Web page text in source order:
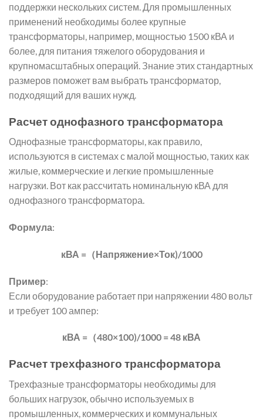
поддержки нескольких систем. Для промышленных
применений необходимы более крупные
трансформаторы, например, мощностью 1500 кВА и
более, для питания тяжелого оборудования и
крупномасштабных операций. Знание этих стандартных
размеров поможет вам выбрать трансформатор,
подходящий для ваших нужд.
Расчет однофазного трансформатора
Однофазные трансформаторы, как правило,
используются в системах с малой мощностью, таких как
жилые, коммерческие и легкие промышленные
нагрузки. Вот как рассчитать номинальную кВА для
однофазного трансформатора.
Формула:
кВА =（Напряжение×Ток)/1000
Пример:
Если оборудование работает при напряжении 480 вольт
и требует 100 ампер:
кВА =（480×100)/1000 = 48 кВА
Расчет трехфазного трансформатора
Трехфазные трансформаторы необходимы для
больших нагрузок, обычно используемых в
промышленных, коммерческих и коммунальных